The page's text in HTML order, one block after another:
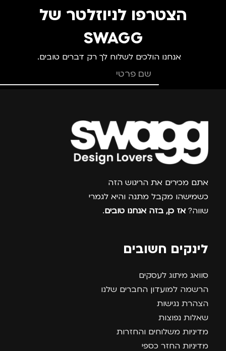
הצטרפו לניוזלטר של
SWAGG
אנחנו הולכים לשלוח לך רק דברים טובים.
צרפו אותי למועדון
אתם מכירים את הריגוש הזה
כשמישהו מקבל מתנה והיא לגמרי
שווה? אז כן, בזה אנחנו טובים.
לינקים חשובים
סוואג מיתוג לעסקים
הרשמה למועדון החברים שלנו
הצהרת נגישות
שאלות נפוצות
מדיניות משלוחים והחזרות
מדיניות החזר כספי